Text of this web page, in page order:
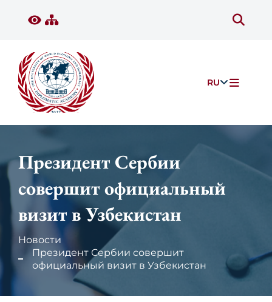
RU
Президент Сербии
совершит официальный
визит в Узбекистан
Новости
Президент Сербии совершит
официальный визит в Узбекистан